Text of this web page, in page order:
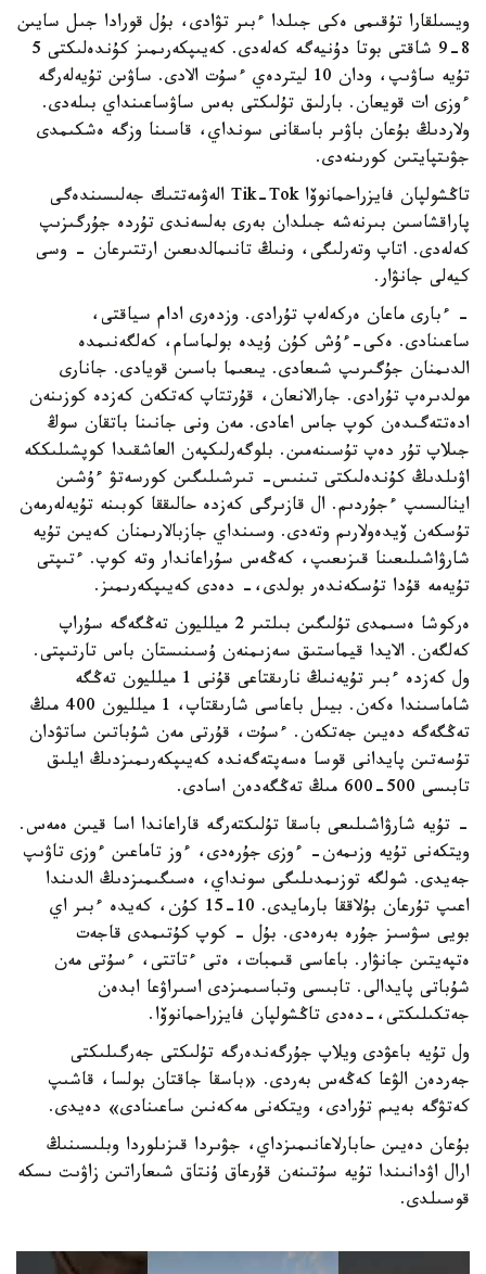
ويسىلقارا تۇقىمى ەكى جىلدا ءبىر تۋادى، بۇل قورادا جىل سايىن
8-9 شاقتى بوتا دۇنيەگە كەلەدى. كەيىپكەرىمىز كۇندەلىكتى 5
تۇيە ساۋىپ، ودان 10 ليتردەي ءسۇت الادى. ساۋىن تۇيەلەرگە
ءوزى ات قويعان. بارلىق تۇلىكتى بەس ساۋساعىنداي بىلەدى.
ولاردىڭ بۇعان باۋىر باسقانى سونداي، قاسىنا وزگە ەشكىمدى
جۋىتپايتىن كورىنەدى.
تاڭشولپان فايزراحمانوۆا Tik-Tok الەۋمەتتىك جەلىسىندەگى
پاراقشاسىن بىرنەشە جىلدان بەرى بەلسەندى تۇردە جۇرگىزىپ
كەلەدى. اتاپ وتەرلىگى، ونىڭ تانىمالدىعىن ارتتىرعان - وسى
كيەلى جانۋار.
- ءبارى ماعان ەركەلەپ تۇرادى. وزدەرى ادام سياقتى،
ساعىنادى. ەكى-ءۇش كۇن ۇيدە بولماسام، كەلگەنىمدە
الدىمنان جۇگىرىپ شىعادى. يىعىما باسىن قويادى. جانارى
مولدىرەپ تۇرادى. جارالانعان، قۇرتتاپ كەتكەن كەزدە كوزىنەن
ادەتتەگىدەن كوپ جاس اعادى. مەن ونى جانىنا باتقان سوڭ
جىلاپ تۇر دەپ تۇسىنەمىن. بلوگەرلىكپەن العاشقىدا كوپشىلىككە
اۋىلدىڭ كۇندەلىكتى تىنىس- تىرشىلىگىن كورسەتۋ ءۇشىن
اينالىسىپ ءجۇردىم. ال قازىرگى كەزدە حالىققا كوبىنە تۇيەلەرمەن
تۇسكەن ۆيدەولارىم وتەدى. وسىنداي جازبالارىمنان كەيىن تۇيە
شارۋاشىلىعىنا قىزىعىپ، كەڭەس سۇراعاندار وتە كوپ. ءتىپتى
تۇيەمە قۇدا تۇسكەندەر بولدى،- دەدى كەيىپكەرىمىز.
ەركوشا ەسىمدى تۇلىگىن بىلتىر 2 ميلليون تەڭگەگە سۇراپ
كەلگەن. الايدا قيماستىق سەزىمنەن ۇسىنىستان باس تارتىپتى.
ول كەزدە ءبىر تۇيەنىڭ نارىقتاعى قۇنى 1 ميلليون تەڭگە
شاماسىندا ەكەن. بيىل باعاسى شارىقتاپ، 1 ميلليون 400 مىڭ
تەڭگەگە دەيىن جەتكەن. ءسۇت، قۇرتى مەن شۇباتىن ساتۋدان
تۇسەتىن پايدانى قوسا ەسەپتەگەندە كەيىپكەرىمىزدىڭ ايلىق
تابىسى 500-600 مىڭ تەڭگەدەن اسادى.
- تۇيە شارۋاشىلىعى باسقا تۇلىكتەرگە قاراعاندا اسا قيىن ەمەس.
ويتكەنى تۇيە وزىمەن- ءوزى جۇرەدى، ءوز تاماعىن ءوزى تاۋىپ
جەيدى. شولگە توزىمدىلىگى سونداي، ەسىگىمىزدىڭ الدىندا
اعىپ تۇرعان بۇلاققا بارمايدى. 10-15 كۇن، كەيدە ءبىر اي
بويى سۋسىز جۇرە بەرەدى. بۇل - كوپ كۇتىمدى قاجەت
ەتپەيتىن جانۋار. باعاسى قىمبات، ەتى ءتاتتى، ءسۇتى مەن
شۇباتى پايدالى. تابىسى وتباسىمىزدى اسىراۋعا ابدەن
جەتكىلىكتى،-دەدى تاڭشولپان فايزراحمانوۆا.
ول تۇيە باعۋدى ويلاپ جۇرگەندەرگە تۇلىكتى جەرگىلىكتى
جەردەن الۋعا كەڭەس بەردى. «باسقا جاقتان بولسا، قاشىپ
كەتۋگە بەيىم تۇرادى، ويتكەنى مەكەنىن ساعىنادى» دەيدى.
بۇعان دەيىن حابارلاعانىمىزداي، جۋىردا قىزىلوردا وبلىسىنىڭ
ارال اۋدانىندا تۇيە سۇتىنەن قۇرعاق ۇنتاق شىعاراتىن زاۋىت ىسكە
قوسىلدى.